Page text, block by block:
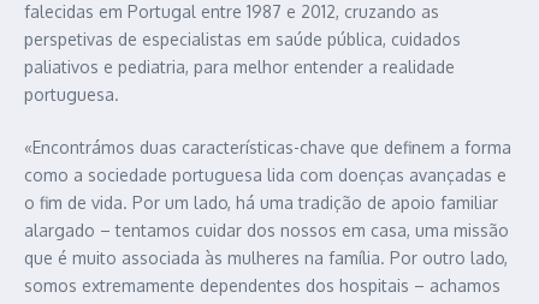
falecidas em Portugal entre 1987 e 2012, cruzando as
perspetivas de especialistas em saúde pública, cuidados
paliativos e pediatria, para melhor entender a realidade
portuguesa.
«Encontrámos duas características-chave que definem a forma
como a sociedade portuguesa lida com doenças avançadas e
o fim de vida. Por um lado, há uma tradição de apoio familiar
alargado – tentamos cuidar dos nossos em casa, uma missão
que é muito associada às mulheres na família. Por outro lado,
somos extremamente dependentes dos hospitais – achamos